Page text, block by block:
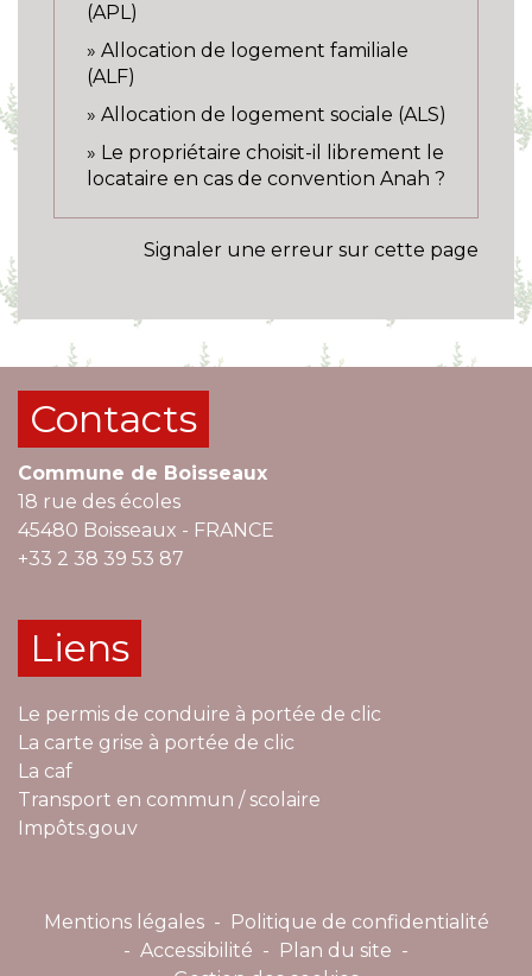
(APL)
Allocation de logement familiale
(ALF)
Allocation de logement sociale (ALS)
Le propriétaire choisit-il librement le
locataire en cas de convention Anah ?
Signaler une erreur sur cette page
Contacts
Commune de Boisseaux
18 rue des écoles
45480 Boisseaux - FRANCE
+33 2 38 39 53 87
Liens
Le permis de conduire à portée de clic
La carte grise à portée de clic
La caf
Transport en commun / scolaire
Impôts.gouv
Mentions légales -
Politique de confidentialité
- Accessibilité - Plan du site -